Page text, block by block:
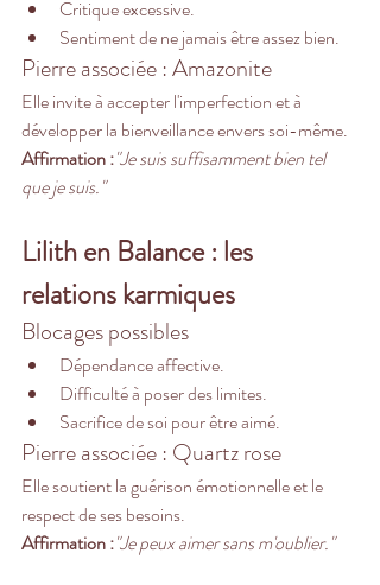
Critique excessive.
Sentiment de ne jamais être assez bien.
Pierre associée : Amazonite
Elle invite à accepter l'imperfection et à
développer la bienveillance envers soi-même.
Affirmation :"Je suis suffisamment bien tel
que je suis."
Lilith en Balance : les
relations karmiques
Blocages possibles
Dépendance affective.
Difficulté à poser des limites.
Sacrifice de soi pour être aimé.
Pierre associée : Quartz rose
Elle soutient la guérison émotionnelle et le
respect de ses besoins.
Affirmation :"Je peux aimer sans m'oublier."